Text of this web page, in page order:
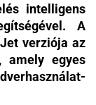
intelligens
A
verziója az
amely egyes